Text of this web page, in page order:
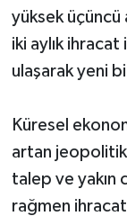
yüksek üçüncü
iki aylık
ulaşarak yeni
Küresel
artan jeopolitik
talep ve yakın
rağmen